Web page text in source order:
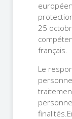
25
français.
Le